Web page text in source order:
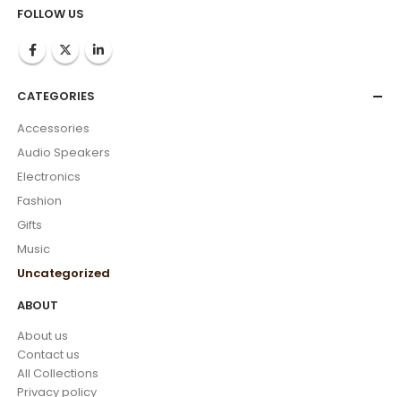
FOLLOW US
CATEGORIES
Accessories
Audio Speakers
Electronics
Fashion
Gifts
Music
Uncategorized
ABOUT
About us
Contact us
All Collections
Privacy policy